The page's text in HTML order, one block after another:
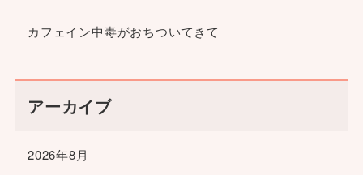
カフェイン中毒がおちついてきて
アーカイブ
2026年8月